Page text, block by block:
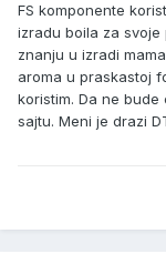
FS komponente
izradu boila za svoje
znanju u izradi
aroma u praskastoj
koristim. Da ne
sajtu. Meni je drazi